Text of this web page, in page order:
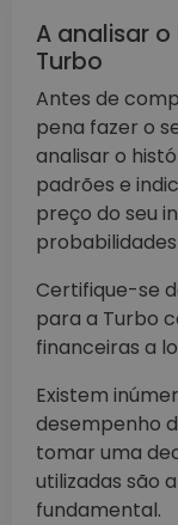
A analisar
Turbo
Antes de
pena fazer o
analisar o
padrões e
preço do seu
Certifique-se
para a Turbo
financeiras a
Existem
desempenho
tomar uma
utilizadas são
fundamental.